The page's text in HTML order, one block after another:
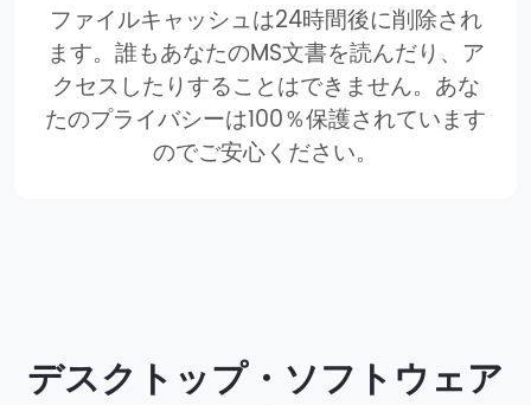
ファイルキャッシュは24時間後に削除され
ます。誰もあなたのMS文書を読んだり、ア
クセスしたりすることはできません。あな
たのプライバシーは100％保護されています
のでご安心ください。
デスクトップ・ソフトウェア